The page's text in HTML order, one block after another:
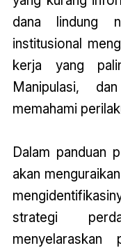
dana lindung
institusional
kerja yang
Manipulasi,
memahami
Dalam panduan
akan
strategi
menyelaraskan